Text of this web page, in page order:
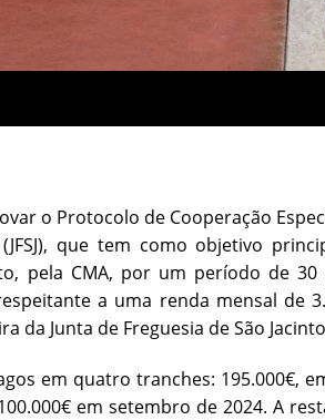
o Protocolo de Cooperação
que tem como objetivo
pela CMA, por um período de
a uma renda mensal de
da Junta de Freguesia de São
em quatro tranches: 195.000€,
em setembro de 2024. A